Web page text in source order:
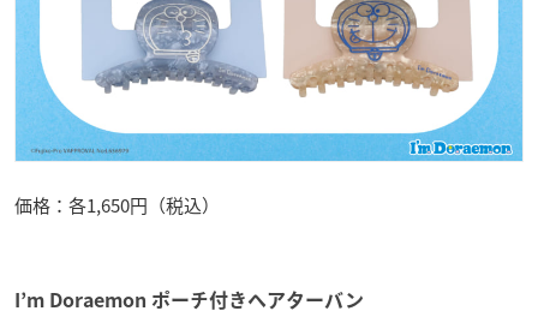
価格：各1,650円（税込）
I’m Doraemon ポーチ付きヘアターバン